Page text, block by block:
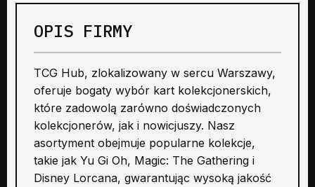
OPIS FIRMY
TCG Hub, zlokalizowany w sercu Warszawy,
oferuje bogaty wybór kart kolekcjonerskich,
które zadowolą zarówno doświadczonych
kolekcjonerów, jak i nowicjuszy. Nasz
asortyment obejmuje popularne kolekcje,
takie jak Yu Gi Oh, Magic: The Gathering i
Disney Lorcana, gwarantując wysoką jakość